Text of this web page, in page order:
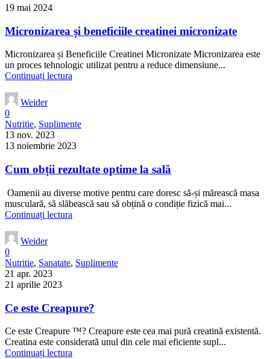
19 mai 2024
Micronizarea și beneficiile creatinei micronizate
Micronizarea și Beneficiile Creatinei Micronizate Micronizarea este
un proces tehnologic utilizat pentru a reduce dimensiune...
Continuați lectura
Weider
0
Nutritie, Suplimente
13 nov. 2023
13 noiembrie 2023
Cum obții rezultate optime la sală
Oamenii au diverse motive pentru care doresc să-și mărească masa
musculară, să slăbească sau să obțină o condiție fizică mai...
Continuați lectura
Weider
0
Nutritie, Sanatate, Suplimente
21 apr. 2023
21 aprilie 2023
Ce este Creapure?
Ce este Creapure ™? Creapure este cea mai pură creatină existentă.
Creatina este considerată unul din cele mai eficiente supl...
Continuați lectura